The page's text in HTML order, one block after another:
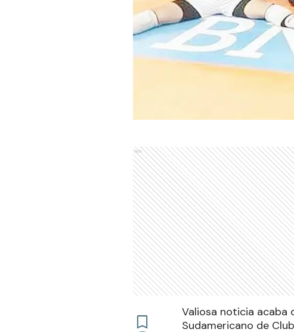
Ads
Valiosa noticia acaba
Sudamericano de